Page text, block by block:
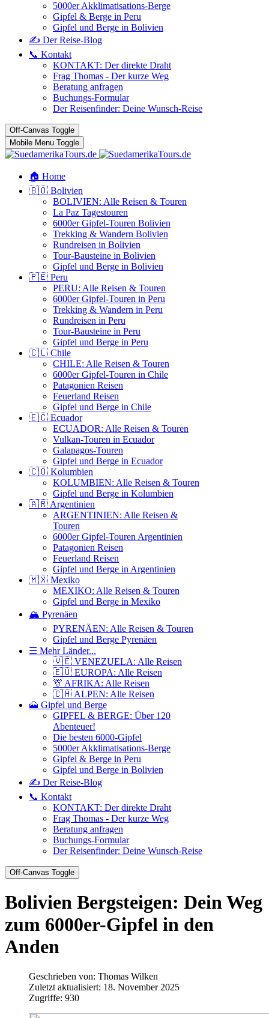
5000er Akklimatisations-Berge
Gipfel & Berge in Peru
Gipfel und Berge in Bolivien
✍️ Der Reise-Blog
📞 Kontakt
KONTAKT: Der direkte Draht
Frag Thomas - Der kurze Weg
Beratung anfragen
Buchungs-Formular
Der Reisenfinder: Deine Wunsch-Reise
Off-Canvas Toggle
Mobile Menu Toggle
🏠 Home
🇧🇴 Bolivien
BOLIVIEN: Alle Reisen & Touren
La Paz Tagestouren
6000er Gipfel-Touren Bolivien
Trekking & Wandern Bolivien
Rundreisen in Bolivien
Tour-Bausteine in Bolivien
Gipfel und Berge in Bolivien
🇵🇪 Peru
PERU: Alle Reisen & Touren
6000er Gipfel-Touren in Peru
Trekking & Wandern in Peru
Rundreisen in Peru
Tour-Bausteine in Peru
Gipfel und Berge in Peru
🇨🇱 Chile
CHILE: Alle Reisen & Touren
6000er Gipfel-Touren in Chile
Patagonien Reisen
Feuerland Reisen
Gipfel und Berge in Chile
🇪🇨 Ecuador
ECUADOR: Alle Reisen & Touren
Vulkan-Touren in Ecuador
Galapagos-Touren
Gipfel und Berge in Ecuador
🇨🇴 Kolumbien
KOLUMBIEN: Alle Reisen & Touren
Gipfel und Berge in Kolumbien
🇦🇷 Argentinien
ARGENTINIEN: Alle Reisen &
Touren
6000er Gipfel-Touren Argentinien
Patagonien Reisen
Feuerland Reisen
Gipfel und Berge in Argentinien
🇲🇽 Mexiko
MEXIKO: Alle Reisen & Touren
Gipfel und Berge in Mexiko
🏔️ Pyrenäen
PYRENÄEN: Alle Reisen & Touren
Gipfel und Berge Pyrenäen
☰ Mehr Länder...
🇻🇪 VENEZUELA: Alle Reisen
🇪🇺 EUROPA: Alle Reisen
🦒 AFRIKA: Alle Reisen
🇨🇭 ALPEN: Alle Reisen
🗻 Gipfel und Berge
GIPFEL & BERGE: Über 120
Abenteuer!
Die besten 6000-Gipfel
5000er Akklimatisations-Berge
Gipfel & Berge in Peru
Gipfel und Berge in Bolivien
✍️ Der Reise-Blog
📞 Kontakt
KONTAKT: Der direkte Draht
Frag Thomas - Der kurze Weg
Beratung anfragen
Buchungs-Formular
Der Reisenfinder: Deine Wunsch-Reise
Off-Canvas Toggle
Bolivien Bergsteigen: Dein Weg
zum 6000er-Gipfel in den
Anden
Geschrieben von: Thomas Wilken
Zuletzt aktualisiert: 18. November 2025
Zugriffe: 930